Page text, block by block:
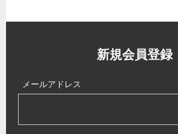
新規会員登録
メールアドレス